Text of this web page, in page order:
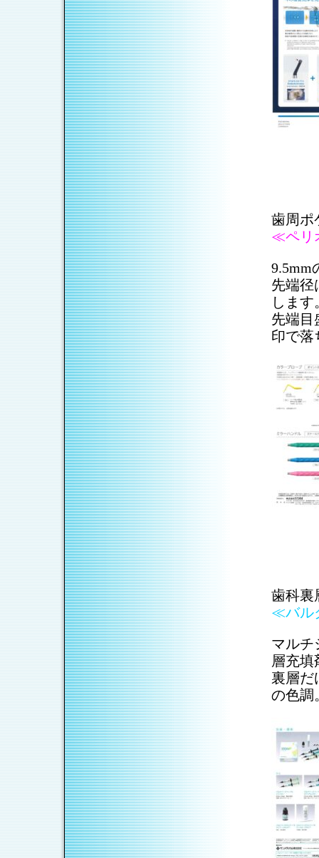
歯周ポ
≪ペリ
9.5mm
先端径
します
先端目
印で落
歯科裏
≪バ
マルチ
層充填
裏層だ
の色調